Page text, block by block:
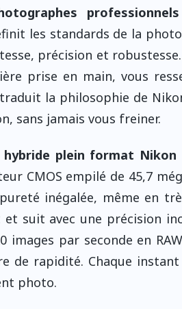
professionnels
les standards de la
précision et
prise en main, vous
la philosophie de
sans jamais vous freiner.
plein format Nikon
CMOS empilé de 45,7
pureté inégalée, même en
suit avec une précision
images par seconde en
de rapidité. Chaque instant
photo.